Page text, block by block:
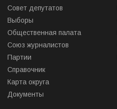
Совет депутатов
Выборы
Общественная палата
Союз журналистов
Партии
Справочник
Карта округа
Документы